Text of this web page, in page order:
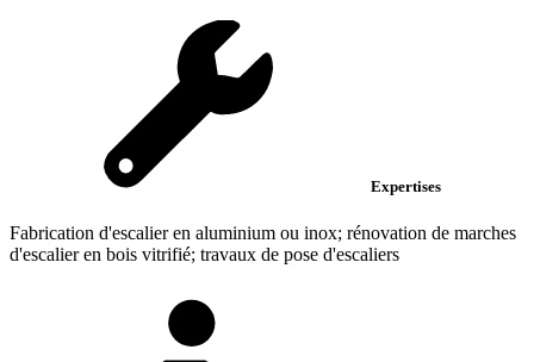
Expertises
Fabrication d'escalier en aluminium ou inox; rénovation de marches
d'escalier en bois vitrifié; travaux de pose d'escaliers